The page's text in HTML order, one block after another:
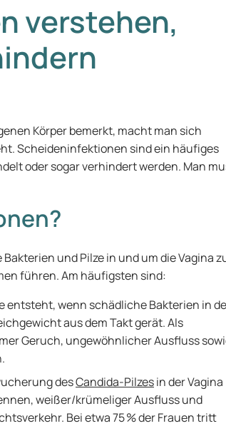
verstehen,
Körper bemerkt, macht man sich
Scheideninfektionen sind ein häufiges
oder sogar verhindert werden. Man
und Pilze in und um die Vagina
führen. Am häufigsten sind:
entsteht, wenn schädliche Bakterien in
aus dem Takt gerät. Als
Geruch, ungewöhnlicher Ausfluss
desCandida-Pilzesin der Vagina
weißer/krümeliger Ausfluss und
Bei etwa 75 % der Frauen tritt